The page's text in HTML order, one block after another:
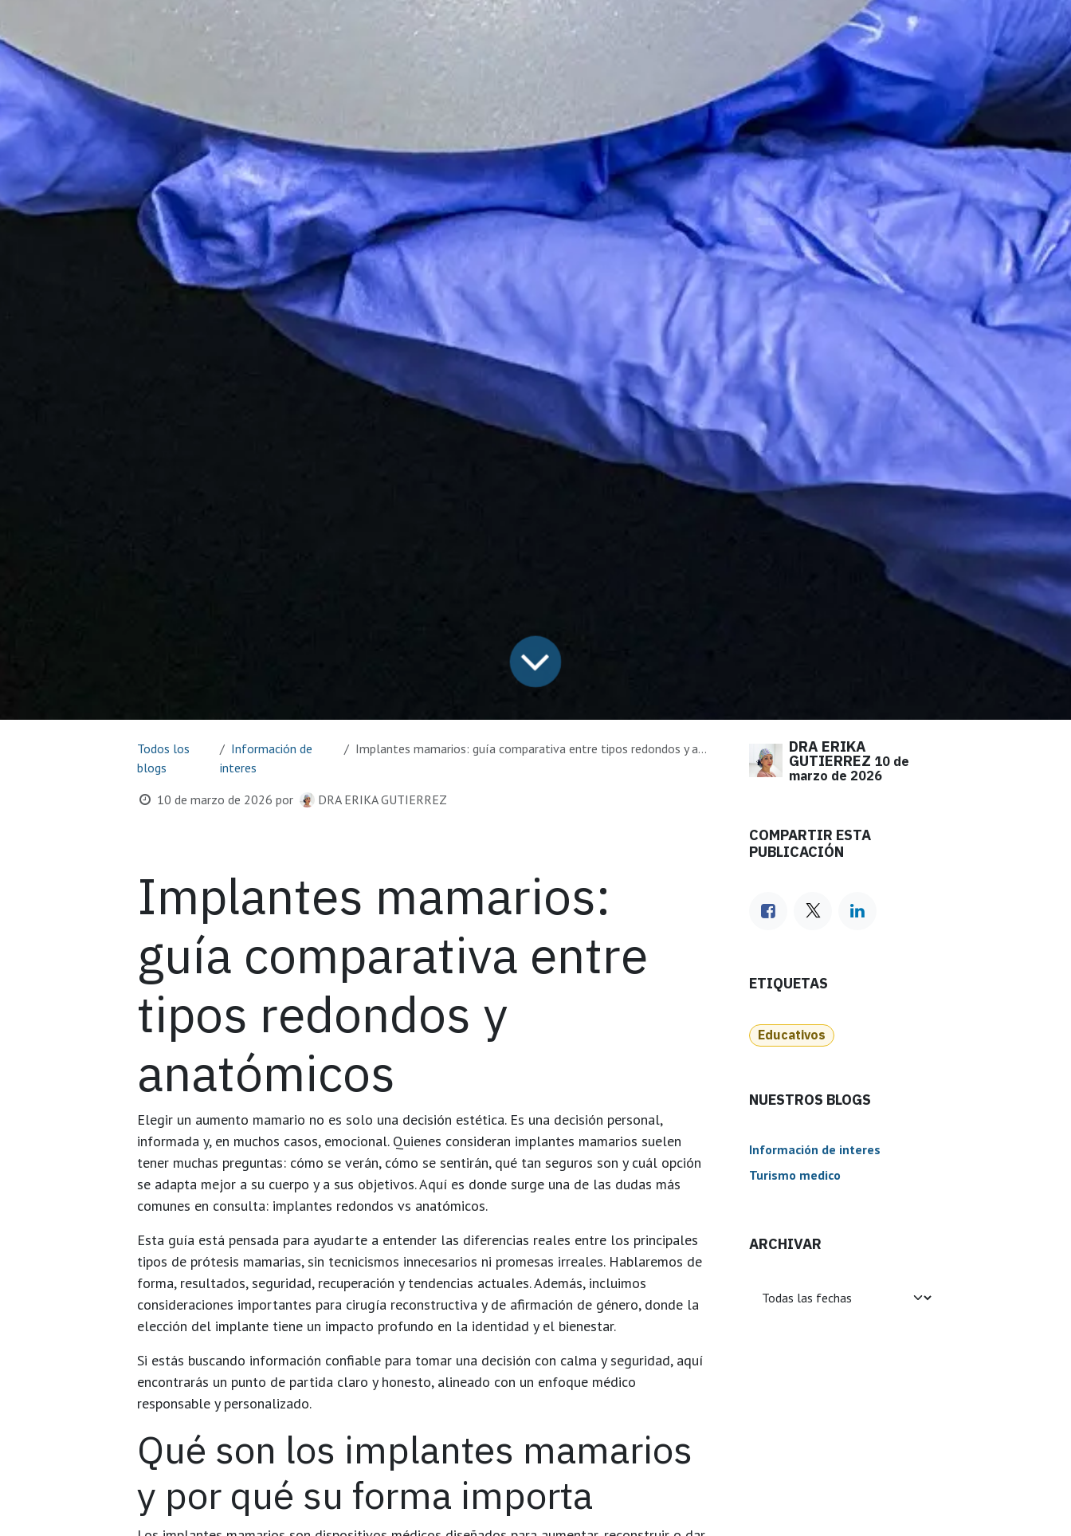
Todos los
blogs
Información de
interes
Implantes mamarios: guía comparativa entre tipos redondos y anatómicos
10 de marzo de 2026 por DRA ERIKA GUTIERREZ
Implantes mamarios:
guía comparativa entre
tipos redondos y
anatómicos
Elegir un aumento mamario no es solo una decisión estética. Es una decisión personal,
informada y, en muchos casos, emocional. Quienes consideran implantes mamarios suelen
tener muchas preguntas: cómo se verán, cómo se sentirán, qué tan seguros son y cuál opción
se adapta mejor a su cuerpo y a sus objetivos. Aquí es donde surge una de las dudas más
comunes en consulta: implantes redondos vs anatómicos.
Esta guía está pensada para ayudarte a entender las diferencias reales entre los principales
tipos de prótesis mamarias, sin tecnicismos innecesarios ni promesas irreales. Hablaremos de
forma, resultados, seguridad, recuperación y tendencias actuales. Además, incluimos
consideraciones importantes para cirugía reconstructiva y de afirmación de género, donde la
elección del implante tiene un impacto profundo en la identidad y el bienestar.
Si estás buscando información confiable para tomar una decisión con calma y seguridad, aquí
encontrarás un punto de partida claro y honesto, alineado con un enfoque médico
responsable y personalizado.
Qué son los implantes mamarios
y por qué su forma importa
DRA ERIKA
GUTIERREZ 10 de
marzo de 2026
COMPARTIR ESTA
PUBLICACIÓN
ETIQUETAS
Educativos
NUESTROS BLOGS
Información de interes
Turismo medico
ARCHIVAR